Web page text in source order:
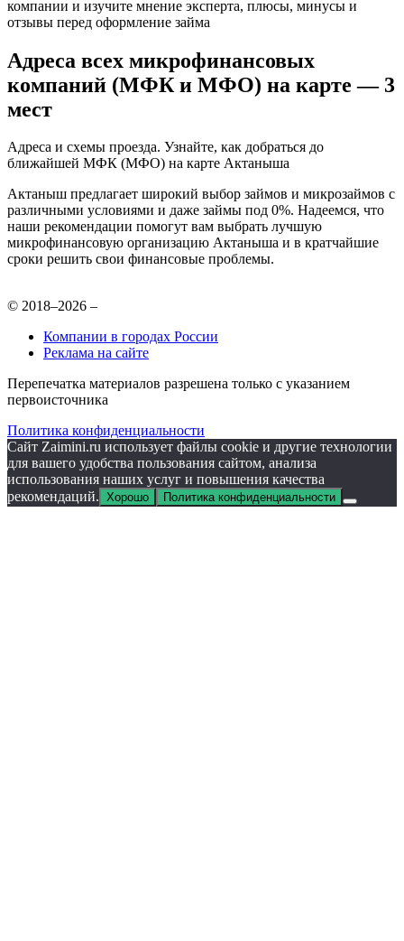
компании и изучите мнение эксперта, плюсы, минусы и
отзывы перед оформление займа
Адреса всех микрофинансовых
компаний (МФК и МФО) на карте — 3
мест
Адреса и схемы проезда. Узнайте, как добраться до
ближайшей МФК (МФО) на карте Актаныша
Актаныш предлагает широкий выбор займов и микрозаймов с
различными условиями и даже займы под 0%. Надеемся, что
наши рекомендации помогут вам выбрать лучшую
микрофинансовую организацию Актаныша и в кратчайшие
сроки решить свои финансовые проблемы.
© 2018–2026 –
Компании в городах России
Реклама на сайте
Перепечатка материалов разрешена только с указанием
первоисточника
Политика конфиденциальности
Сайт Zaimini.ru использует файлы cookie и другие технологии
для вашего удобства пользования сайтом, анализа
использования наших услуг и повышения качества
рекомендаций. Хорошо Политика конфиденциальности